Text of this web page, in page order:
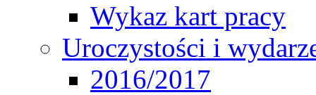
Wykaz kart pracy
Uroczystości i
2016/2017